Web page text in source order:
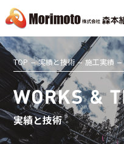
TOP 実績と技術 施工実績
実績と技術